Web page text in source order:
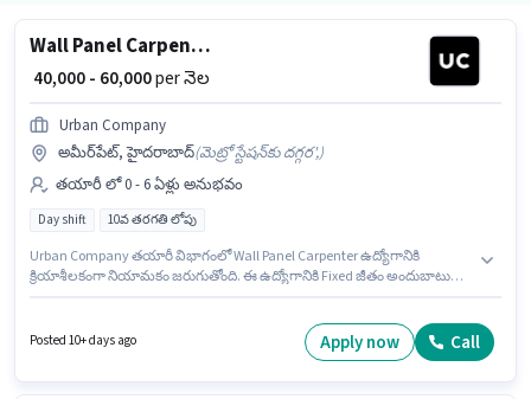
Wall Panel Carpenter
₹ 40,000 - 60,000per నెల
Urban Company
అమీర్‌పేట్, హైదరాబాద్(మెట్రో స్టేషన్‌కు దగ్గర',)
తయారీ లో 0 - 6 ఏళ్లు అనుభవం
Day shift 10వ తరగతి లోపు
Urban Company తయారీ విభాగంలో Wall Panel Carpenter ఉద్యోగానికి
క్రియాశీలకంగా నియామకం జరుగుతోంది. ఈ ఉద్యోగానికి Fixed జీతం అందుబాటులో
సంవత్సరాల అనుభవం ఉన్న వారికి కోసం అనుకూలంగా ఉంటుంది. మీరు నెలకు
₹60000 వరకు సంపాదించవచ్చు. ఇది Full Time ఉద్యోగం, ఇందులో DAY shift
Posted 10+ days ago Apply now Call